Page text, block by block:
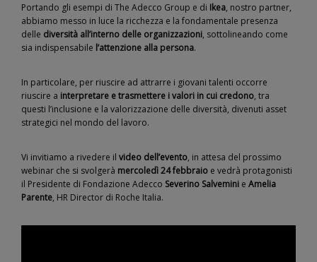
Portando gli esempi di The Adecco Group e di Ikea, nostro partner,
abbiamo messo in luce la ricchezza e la fondamentale presenza
delle diversità all’interno delle organizzazioni, sottolineando come
sia indispensabile l’attenzione alla persona.
In particolare, per riuscire ad attrarre i giovani talenti occorre
riuscire a interpretare e trasmettere i valori in cui credono, tra
questi l’inclusione e la valorizzazione delle diversità, divenuti asset
strategici nel mondo del lavoro.
Vi invitiamo a rivedere il video dell’evento, in attesa del prossimo
webinar che si svolgerà mercoledì 24 febbraio e vedrà protagonisti
il Presidente di Fondazione Adecco Severino Salvemini e Amelia
Parente, HR Director di Roche Italia.